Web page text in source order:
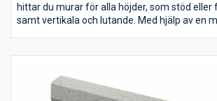
hittar du murar för alla höjder, som stöd eller
samt vertikala och lutande. Med hjälp av en